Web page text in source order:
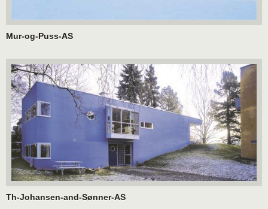
Mur-og-Puss-AS
Th-Johansen-and-Sønner-AS